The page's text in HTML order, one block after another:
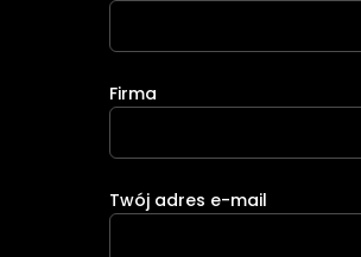
Firma
Twój adres e-mail